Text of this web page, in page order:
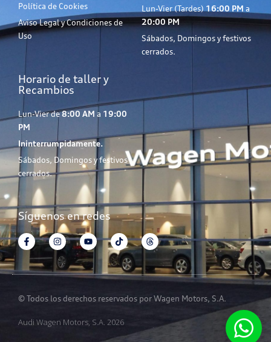
Política de Cookies
Aviso Legal y Condiciones de
Uso
Lun-Vier (Tardes) 16:00 PM a
20:00 PM
Sábados, Domingos y festivos
cerrados.
Horario de taller y
Recambios
Lun-Vier de8:00 AM a 19:00
PM
Ininterrumpidamente.
Sábados, Domingos y festivos
cerrados.
Síguenos en redes
© Todos los derechos reservados por Wagen Motors, S.A.
Audi Wagen Motors, S.A. 2026